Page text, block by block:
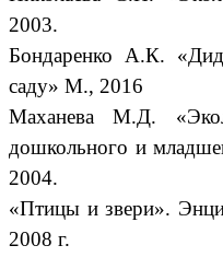
2003.
Бондаренко А.К.
саду» М., 2016
Маханева М.Д.
дошкольного и
2004.
«Птицы и звери».
2008 г.